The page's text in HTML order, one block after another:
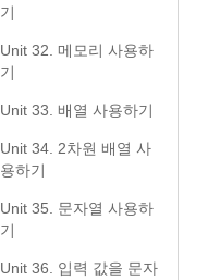
기
Unit 32. 메모리 사용하
기
Unit 33. 배열 사용하기
Unit 34. 2차원 배열 사
용하기
Unit 35. 문자열 사용하
기
Unit 36. 입력 값을 문자